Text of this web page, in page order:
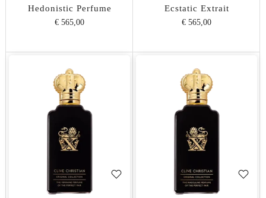
Hedonistic Perfume
€ 565,00
Ecstatic Extrait
€ 565,00